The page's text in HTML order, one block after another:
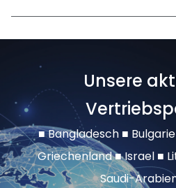
Unsere
■ Bangladesch ■
Griechenland ■ Israel ■
Saudi-